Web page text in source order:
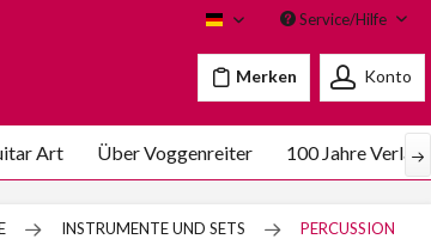
VoggenreiterService/Hilfe
Merken Konto
Art Über Voggenreiter 100 Jahre
INSTRUMENTE UND SETS PERCUSSION